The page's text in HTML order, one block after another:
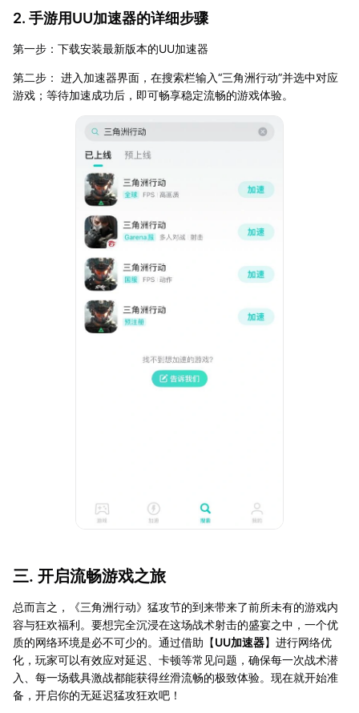
2. 手游用UU加速器的详细步骤
第一步：下载安装最新版本的UU加速器
第二步： 进入加速器界面，在搜索栏输入“三角洲行动”并选中对应
游戏；等待加速成功后，即可畅享稳定流畅的游戏体验。
三. 开启流畅游戏之旅
总而言之，《三角洲行动》猛攻节的到来带来了前所未有的游戏内
容与狂欢福利。要想完全沉浸在这场战术射击的盛宴之中，一个优
质的网络环境是必不可少的。通过借助【UU加速器】进行网络优
化，玩家可以有效应对延迟、卡顿等常见问题，确保每一次战术潜
入、每一场载具激战都能获得丝滑流畅的极致体验。现在就开始准
备，开启你的无延迟猛攻狂欢吧！